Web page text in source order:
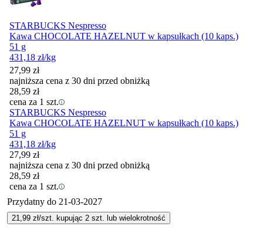
STARBUCKS Nespresso
Kawa CHOCOLATE HAZELNUT w kapsułkach (10 kaps.)
51 g
431,18 zł/kg
27,99 zł
najniższa cena z 30 dni przed obniżką
28,59 zł
cena za 1 szt.
STARBUCKS Nespresso
Kawa CHOCOLATE HAZELNUT w kapsułkach (10 kaps.)
51 g
431,18 zł/kg
27,99 zł
najniższa cena z 30 dni przed obniżką
28,59 zł
cena za 1 szt.
Przydatny do 21-03-2027
21,99 zł/szt. kupując 2 szt. lub wielokrotność